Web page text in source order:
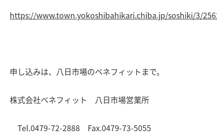
https://www.town.yokoshibahikari.chiba.jp/soshiki/3/
申し込みは、八日市場のベネフィットまで。
株式会社ベネフィット 八日市場営業所
Tel.0479-72-2888 Fax.0479-73-5055